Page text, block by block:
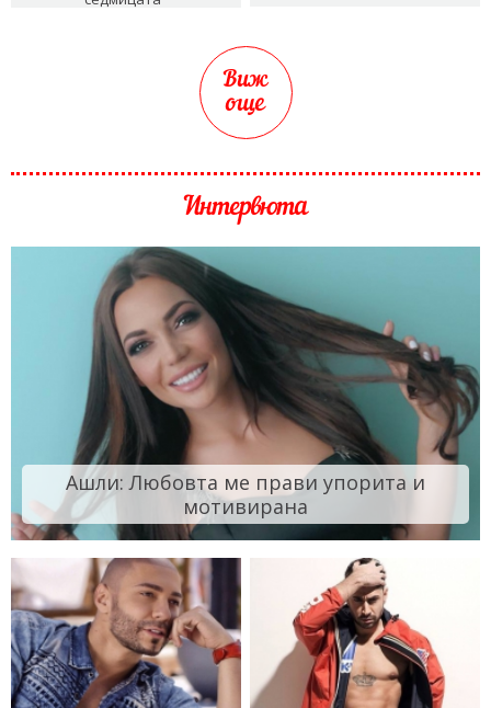
Виж
още
Интервюта
Ашли: Любовта ме прави упорита и
мотивирана